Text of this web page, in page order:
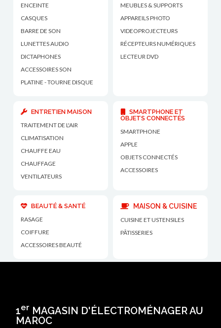
ENCEINTE
CASQUES
BARRE DE SON
LUNETTES AUDIO
DICTAPHONES
ACCESSOIRES SON
PLATINE - TOURNE DISQUE
MEUBLES & SUPPORTS
APPAREILS PHOTO
VIDEOPROJECTEURS
RÉCEPTEURS NUMÉRIQUES
LECTEUR DVD
ENTRETIEN MAISON
TRAITEMENT DE L'AIR
CLIMATISATION
CHAUFFE EAU
CHAUFFAGE
VENTILATEURS
SMARTPHONE ET
OBJETS CONNECTÉS
SMARTPHONE
APPLE
OBJETS CONNECTÉS
ACCESSOIRES
BEAUTÉ & SANTÉ
RASAGE
COIFFURE
ACCESSOIRES BEAUTÉ
MAISON & CUISINE
CUISINE ET USTENSILES
PÂTISSERIES
1er MAGASIN D'ÉLECTROMÉNAGER AU
MAROC